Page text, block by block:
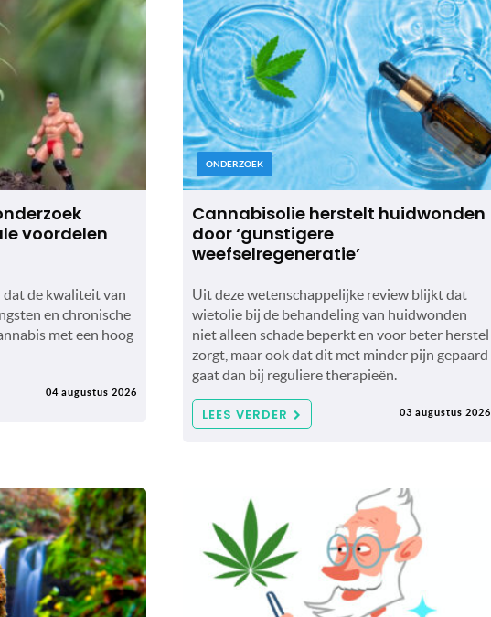
voordelen
de kwaliteit van
en chronische
met een hoog
04 augustus 2026
ONDERZOEK
Cannabisolie herstelt huidwonden
door ‘gunstigere
weefselregeneratie’
Uit deze wetenschappelijke review blijkt dat
wietolie bij de behandeling van huidwonden
niet alleen schade beperkt en voor beter herstel
zorgt, maar ook dat dit met minder pijn gepaard
gaat dan bij reguliere therapieën.
LEES VERDER 03 augustus 2026